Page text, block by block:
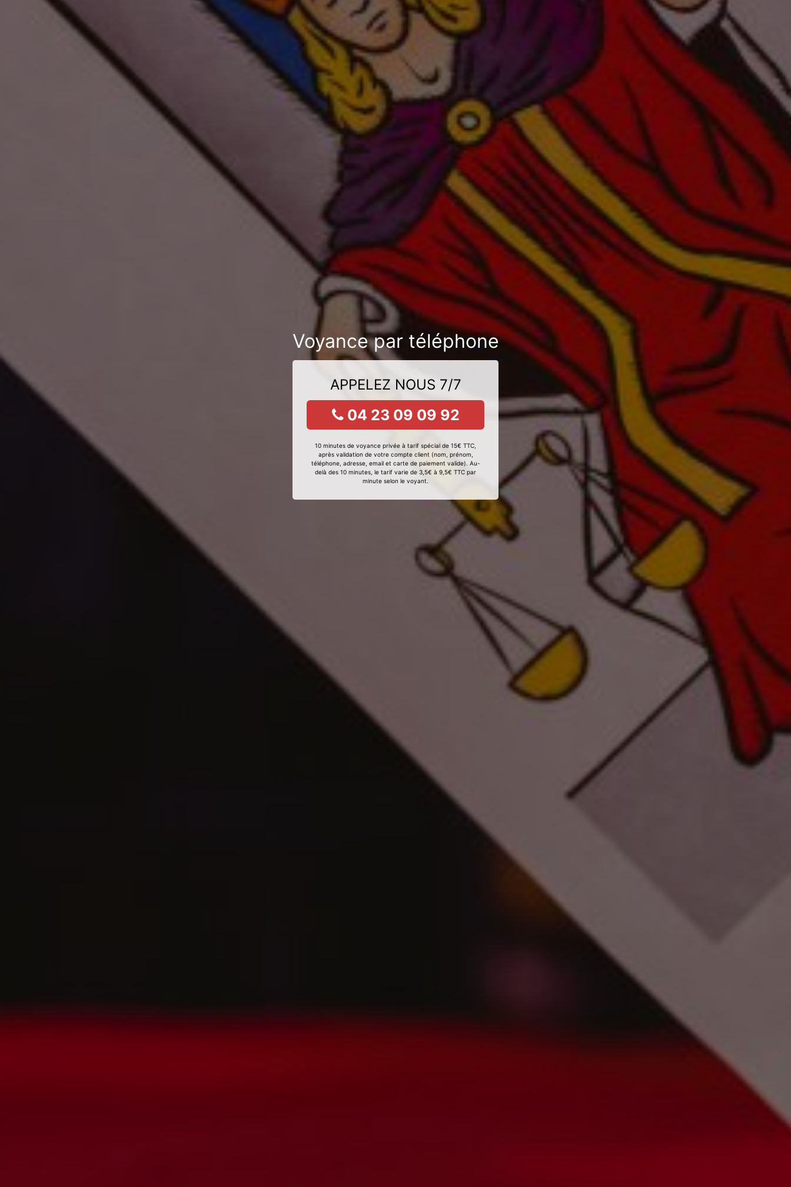
Voyance par téléphone
APPELEZ NOUS 7/7
04 23 09 09 92
10 minutes de voyance privée à tarif spécial de 15€ TTC,
après validation de votre compte client (nom, prénom,
téléphone, adresse, email et carte de paiement valide). Au-
delà des 10 minutes, le tarif varie de 3,5€ à 9,5€ TTC par
minute selon le voyant.